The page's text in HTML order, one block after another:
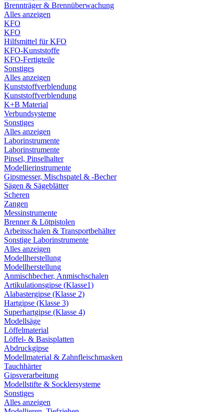
Brennträger & Brennüberwachung
Alles anzeigen
KFO
KFO
Hilfsmittel für KFO
KFO-Kunststoffe
KFO-Fertigteile
Sonstiges
Alles anzeigen
Kunststoffverblendung
Kunststoffverblendung
K+B Material
Verbundsysteme
Sonstiges
Alles anzeigen
Laborinstrumente
Laborinstrumente
Pinsel, Pinselhalter
Modellierinstrumente
Gipsmesser, Mischspatel & -Becher
Sägen & Sägeblätter
Scheren
Zangen
Messinstrumente
Brenner & Lötpistolen
Arbeitsschalen & Transportbehälter
Sonstige Laborinstrumente
Alles anzeigen
Modellherstellung
Modellherstellung
Anmischbecher, Anmischschalen
Artikulationsgipse (Klasse1)
Alabastergipse (Klasse 2)
Hartgipse (Klasse 3)
Superhartgipse (Klasse 4)
Modellsäge
Löffelmaterial
Löffel- & Basisplatten
Abdruckgipse
Modellmaterial & Zahnfleischmasken
Tauchhärter
Gipsverarbeitung
Modellstifte & Socklersysteme
Sonstiges
Alles anzeigen